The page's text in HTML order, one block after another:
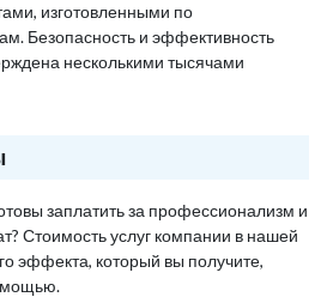
изготовленными по
Безопасность и эффективность
несколькими тысячами
заплатить за профессионализм и
Стоимость услуг компании в нашей
эффекта, который вы получите,